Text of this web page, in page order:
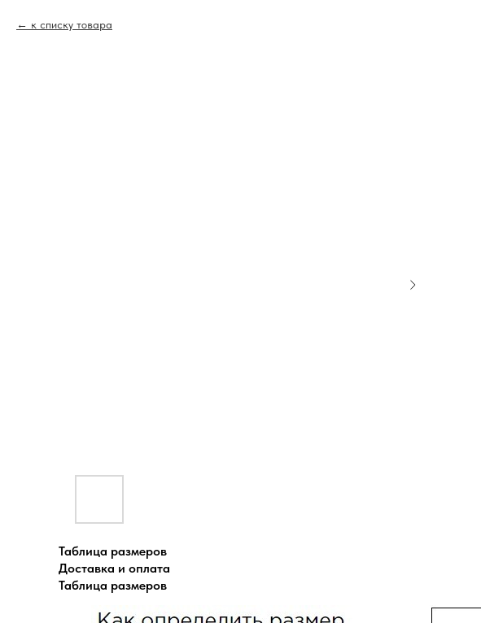
к списку товара
Таблица размеров
Доставка и оплата
Таблица размеров